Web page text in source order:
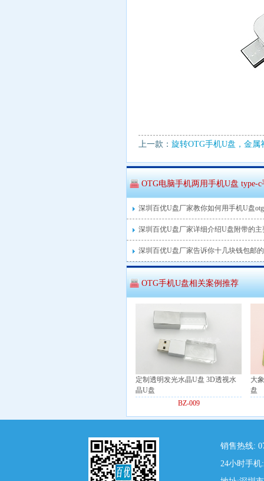
上一款： 旋转OTG手机U盘，金属
OTG电脑手机两用手机U盘 type-
深圳百优U盘厂家教你如何用手机U盘
深圳百优U盘厂家详细介绍U盘附带的
深圳百优U盘厂家告诉你十几块钱包邮
OTG手机U盘相关案例推荐
定制透明发光水晶U盘 3D透视水
晶U盘
BZ-009
大
盘
销售热线:
24小时手